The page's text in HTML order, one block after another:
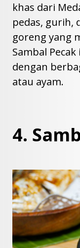
khas dari
pedas, gurih,
goreng yang
Sambal
dengan
atau ayam.
4.